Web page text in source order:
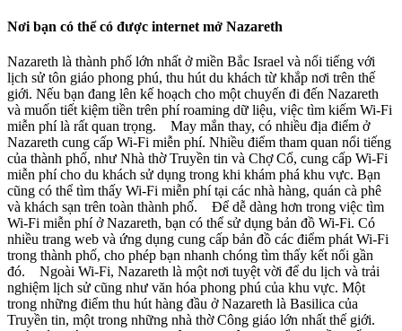
Nơi bạn có thể có được internet mở Nazareth
Nazareth là thành phố lớn nhất ở miền Bắc Israel và nổi tiếng với
lịch sử tôn giáo phong phú, thu hút du khách từ khắp nơi trên thế
giới. Nếu bạn đang lên kế hoạch cho một chuyến đi đến Nazareth
và muốn tiết kiệm tiền trên phí roaming dữ liệu, việc tìm kiếm Wi-Fi
miễn phí là rất quan trọng. May mắn thay, có nhiều địa điểm ở
Nazareth cung cấp Wi-Fi miễn phí. Nhiều điểm tham quan nổi tiếng
của thành phố, như Nhà thờ Truyền tin và Chợ Cổ, cung cấp Wi-Fi
miễn phí cho du khách sử dụng trong khi khám phá khu vực. Bạn
cũng có thể tìm thấy Wi-Fi miễn phí tại các nhà hàng, quán cà phê
và khách sạn trên toàn thành phố. Để dễ dàng hơn trong việc tìm
Wi-Fi miễn phí ở Nazareth, bạn có thể sử dụng bản đồ Wi-Fi. Có
nhiều trang web và ứng dụng cung cấp bản đồ các điểm phát Wi-Fi
trong thành phố, cho phép bạn nhanh chóng tìm thấy kết nối gần
đó. Ngoài Wi-Fi, Nazareth là một nơi tuyệt vời để du lịch và trải
nghiệm lịch sử cũng như văn hóa phong phú của khu vực. Một
trong những điểm thu hút hàng đầu ở Nazareth là Basilica của
Truyền tin, một trong những nhà thờ Công giáo lớn nhất thế giới.